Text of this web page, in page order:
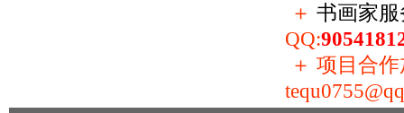
＋ 书画家
QQ:
＋ 项目合作